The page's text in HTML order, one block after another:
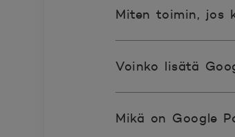
Miten toimin, jos
Voinko lisätä
Mikä on Google